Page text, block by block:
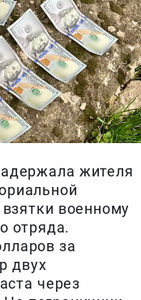
жителя
военному
отряда.
за
двух
через